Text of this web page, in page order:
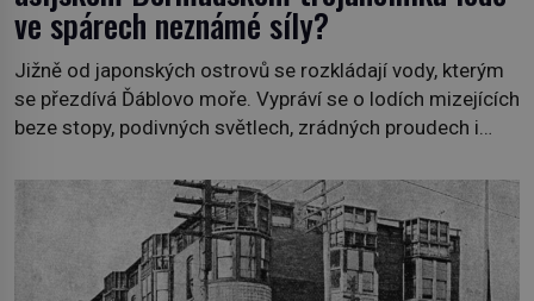
ve spárech neznámé síly?
Jižně od japonských ostrovů se rozkládají vody, kterým
se přezdívá Ďáblovo moře. Vypráví se o lodích mizejících
beze stopy, podivných světlech, zrádných proudech i
dávných legendách. Je tichomořský Dračí trojúhelník
skutečně prokletým místem, nebo se zde jen
nebezpečná příroda proměnila v jednu z
nejpůsobivějších námořních záhad? […]